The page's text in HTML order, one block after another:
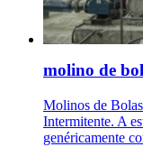
molino de
Molinos de
Intermitente. A
genéricamente